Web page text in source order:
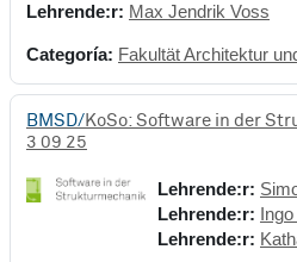
Lehrende:r: Max Jendrik Voss
Categoría: Fakultät Architektur
BMSD/KoSo: Software in der
3 09 25
Lehrende:r:
Lehrende:r:
Lehrende:r: